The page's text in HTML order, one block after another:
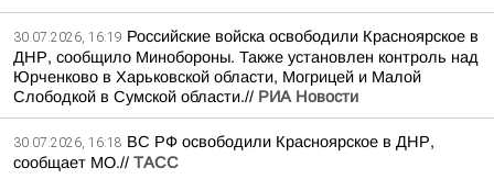
30.07.2026, 16:19 Российские войска освободили Красноярское в
ДНР, сообщило Минобороны. Также установлен контроль над
Юрченково в Харьковской области, Могрицей и Малой
Слободкой в Сумской области.// РИА Новости
30.07.2026, 16:18 ВС РФ освободили Красноярское в ДНР,
сообщает МО.// ТАСС